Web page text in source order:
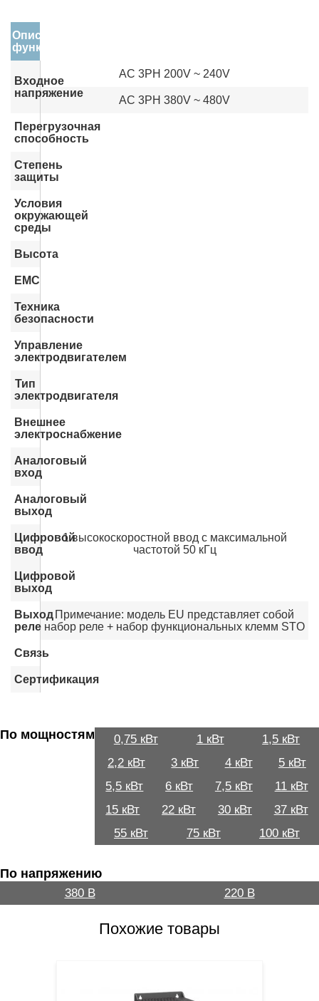
Описание
функции
Входное
напряжение
AC 3PH 200V ~ 240V
AC 3PH 380V ~ 480V
Перегрузочная
способность
Степень
защиты
Условия
окружающей
среды
Высота
EMC
Техника
безопасности
Управление
электродвигателем
Тип
электродвигателя
Внешнее
электроснабжение
Аналоговый
вход
Аналоговый
выход
Цифровой
ввод
1 высокоскоростной ввод с максимальной
частотой 50 кГц
Цифровой
выход
Выход
реле
Примечание: модель EU представляет собой
набор реле + набор функциональных клемм STO
Связь
Сертификация
По мощностям 0,75 кВт 1 кВт
1,5 кВт
2,2 кВт
3 кВт 4 кВт
5 кВт
5,5 кВт
6 кВт 7,5 кВт
11 кВт
15 кВт
22 кВт 30 кВт
37 кВт
55 кВт
75 кВт 100 кВт
По напряжению
380 В 220 В
Похожие товары